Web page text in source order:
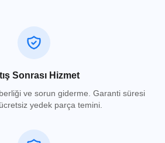
Sonrası Hizmet
ve sorun giderme. Garanti süresi
yedek parça temini.